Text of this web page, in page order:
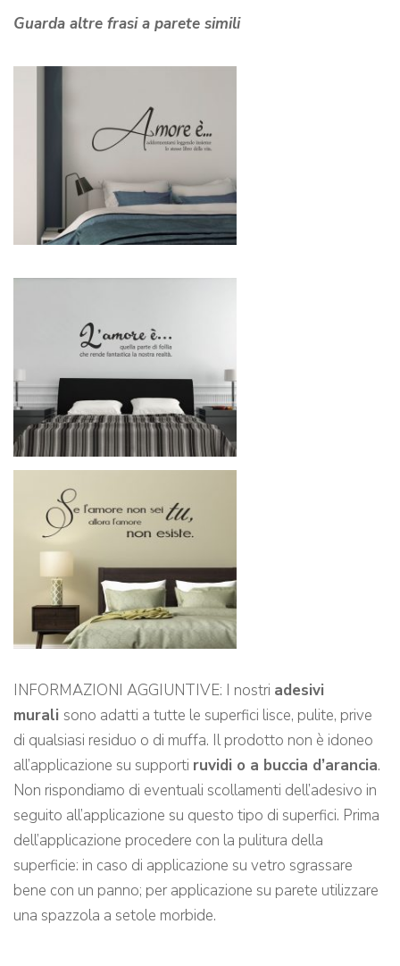
Guarda altre frasi a parete simili
INFORMAZIONI AGGIUNTIVE: I nostri adesivi
murali sono adatti a tutte le superfici lisce, pulite, prive
di qualsiasi residuo o di muffa. Il prodotto non è idoneo
all’applicazione su supporti ruvidi o a buccia d’arancia.
Non rispondiamo di eventuali scollamenti dell’adesivo in
seguito all’applicazione su questo tipo di superfici. Prima
dell’applicazione procedere con la pulitura della
superficie: in caso di applicazione su vetro sgrassare
bene con un panno; per applicazione su parete utilizzare
una spazzola a setole morbide.